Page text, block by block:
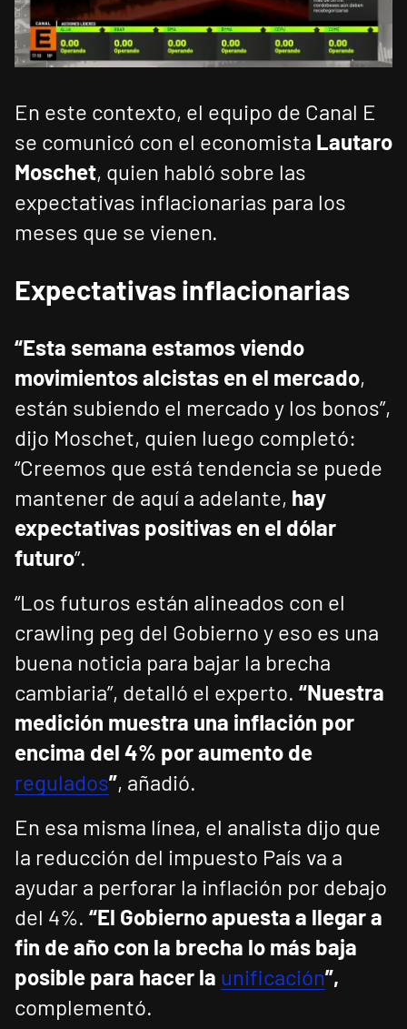
En este contexto, el equipo de Canal E
se comunicó con el economista Lautaro
Moschet, quien habló sobre las
expectativas inflacionarias para los
meses que se vienen.
Expectativas inflacionarias
“Esta semana estamos viendo
movimientos alcistas en el mercado,
están subiendo el mercado y los bonos”,
dijo Moschet, quien luego completó:
“Creemos que está tendencia se puede
mantener de aquí a adelante, hay
expectativas positivas en el dólar
futuro”.
“Los futuros están alineados con el
crawling peg del Gobierno y eso es una
buena noticia para bajar la brecha
cambiaria”, detalló el experto. “Nuestra
medición muestra una inflación por
encima del 4% por aumento de
regulados”, añadió.
En esa misma línea, el analista dijo que
la reducción del impuesto País va a
ayudar a perforar la inflación por debajo
del 4%. “El Gobierno apuesta a llegar a
fin de año con la brecha lo más baja
posible para hacer la unificación”,
complementó.